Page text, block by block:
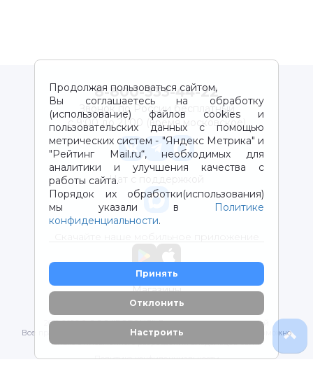
Продолжая пользоваться сайтом,
Вы соглашаетесь на обработку
(использование) файлов cookies и
пользовательских данных с помощью
метрических систем - "Яндекс Метрика" и
"Рейтинг Mail.ru“, необходимых для
аналитики и улучшения качества с
работы сайта.
Порядок их обработки(использования)
мы указали в
Политике
конфиденциальности.
Принять
Отклонить
Настроить
8-800-333-44-22
Звонок по России бесплатный
с 9:00 до 21:00 (время московское)
Чат с поддержкой
Магазины
2012-2026 © ООО "ВОТОНЯ". Детские товары с доставкой
Все права защищены. Любое использование материалов возможно
только с письменного разрешения владельцев сайта.
Политика конфиденциальности